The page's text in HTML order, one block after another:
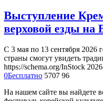
Выступление
верховой езды
С 3 мая по 13 сентября 2026
страны смогут увидеть
https://schema.org/InStock
0Бесплатно 5707 96
На нашем сайте вы найдете